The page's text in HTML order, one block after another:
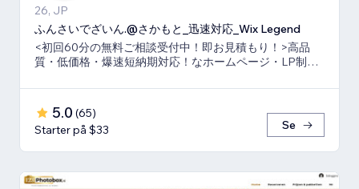
26, JP
ふんさいでざいん.@さかもと_迅速対応_Wix Legend
<初回60分の無料ご相談受付中！即お見積もり！>高品
質・低価格・爆速短納期対応！なホームページ・LP制作
5.0 (65)
Starter på $33
Se